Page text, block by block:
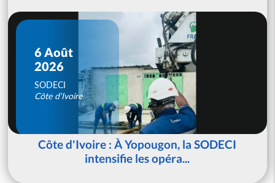
6 Août
2026
SODECI
Côte d'Ivoire
Côte d'Ivoire : À Yopougon, la SODECI
intensifie les opéra...